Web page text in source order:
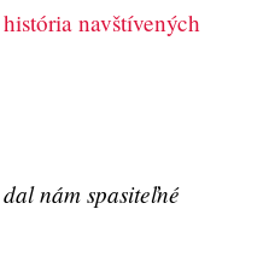
navštívených
nám spasiteľné